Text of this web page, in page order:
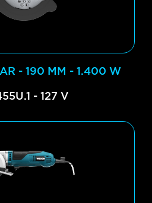
- 190 MM - 1.400 W
- 127 V